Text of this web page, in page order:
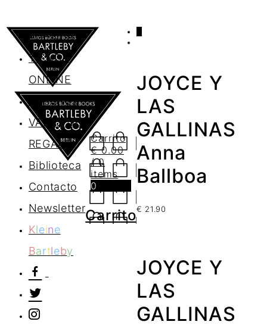
AGENDA
TIENDA
ONLINE
Nosotros
VALES DE
REGALO
Biblioteca
Contacto
Newsletter
Kleine
Bartleby
Carrito
€0.00
/ 0
items
0
Carrito
JOYCE Y
LAS
GALLINAS
Anna
Ballboa
€ 21.90
JOYCE Y
LAS
GALLINAS